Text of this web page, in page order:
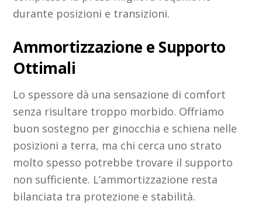
durante posizioni e transizioni.
Ammortizzazione e Supporto
Ottimali
Lo spessore dà una sensazione di comfort
senza risultare troppo morbido. Offriamo
buon sostegno per ginocchia e schiena nelle
posizioni a terra, ma chi cerca uno strato
molto spesso potrebbe trovare il supporto
non sufficiente. L’ammortizzazione resta
bilanciata tra protezione e stabilità.